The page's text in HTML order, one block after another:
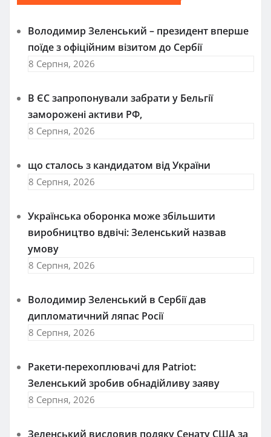
Володимир Зеленський – президент вперше
поїде з офіційним візитом до Сербії
8 Серпня, 2026
В ЄС запропонували забрати у Бельгії
заморожені активи РФ,
8 Серпня, 2026
що сталось з кандидатом від України
8 Серпня, 2026
Українська оборонка може збільшити
виробництво вдвічі: Зеленський назвав
умову
8 Серпня, 2026
Володимир Зеленський в Сербії дав
дипломатичний ляпас Росії
8 Серпня, 2026
Ракети-перехоплювачі для Patriot:
Зеленський зробив обнадійливу заяву
8 Серпня, 2026
Зеленський висловив подяку Сенату США за